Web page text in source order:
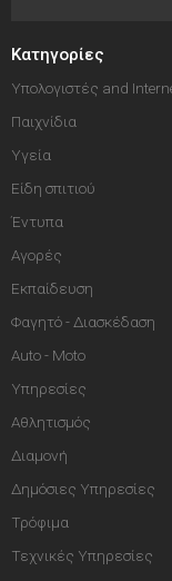
Κατηγορίες
Υπολογιστές and
Παιχνίδια
Υγεία
Είδη σπιτιού
Έντυπα
Αγορές
Εκπαίδευση
Φαγητό - Διασκέδαση
Auto - Moto
Υπηρεσίες
Αθλητισμός
Διαμονή
Δημόσιες Υπηρεσίες
Τρόφιμα
Τεχνικές Υπηρεσίες